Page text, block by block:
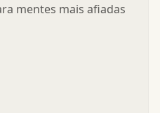
mentes mais afiadas